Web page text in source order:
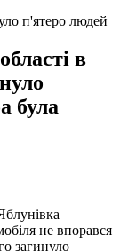
п'ятеро людей
в
була
не впорався
загинуло